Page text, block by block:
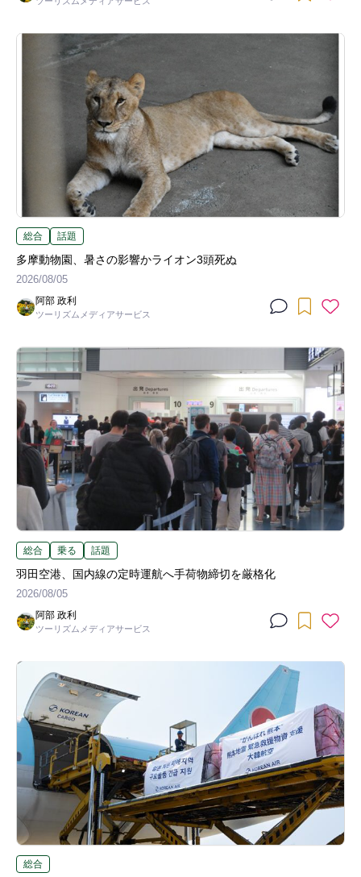
総合 話題
多摩動物園、暑さの影響かライオン3頭死ぬ
2026/08/05
阿部 政利
ツーリズムメディアサービス
総合 乗る 話題
羽田空港、国内線の定時運航へ手荷物締切を厳格化
2026/08/05
阿部 政利
ツーリズムメディアサービス
総合